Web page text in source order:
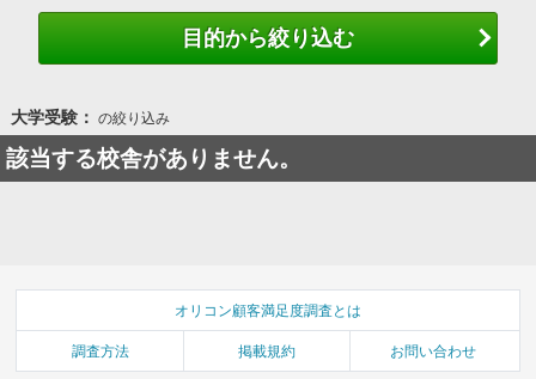
目的から絞り込む
大学受験： の絞り込み
該当する校舎がありません。
オリコン顧客満足度調査とは
調査方法 掲載規約 お問い合わせ